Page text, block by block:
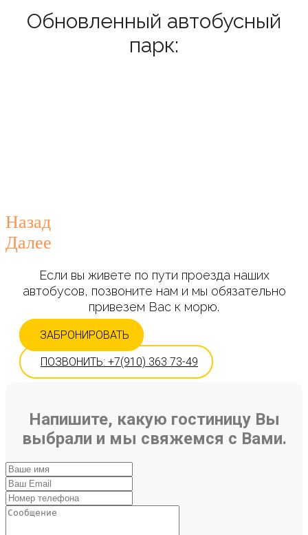
Обновленный автобусный
парк:
Назад
Далее
Если вы живете по пути проезда наших
автобусов, позвоните нам и мы обязательно
привезем Вас к морю.
ЗАБРОНИРОВАТЬ
ПОЗВОНИТЬ: +7(910) 363 73-49
Напишите, какую гостиницу Вы
выбрали и мы свяжемся с Вами.